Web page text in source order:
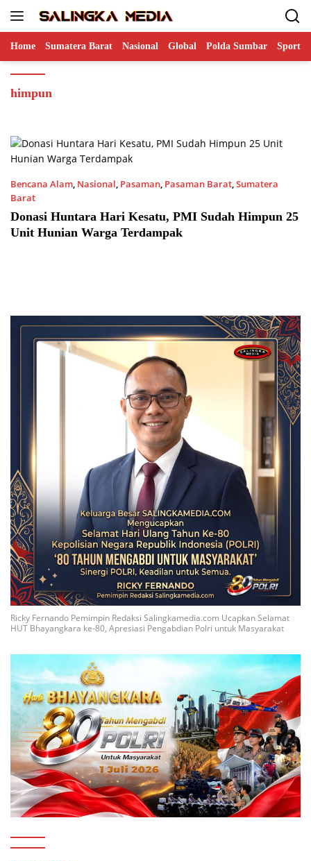
Home Sumatera Barat Nasional Global Polda Sumbar Sports
himpun
Bencana Alam, Nasional, Pasaman, Pasaman Barat,Sumatera
Barat
06/03/2022 7:35 PM
Donasi Huntara Hari Kesatu, PMI Sudah Himpun 25
Unit Hunian Warga Terdampak
Ricky Fernando Pemimpin Redaksi Salingkamedia.com Ucapkan Selamat
HUT Bhayangkara ke-80, Apresiasi Pengabdian Polri untuk Masyarakat